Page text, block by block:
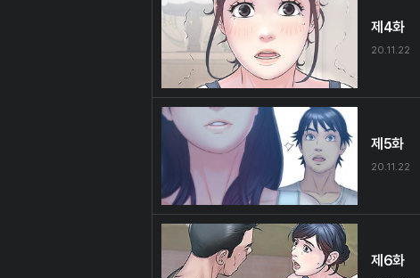
제4화
20.11.22
제5화
20.11.22
제6화